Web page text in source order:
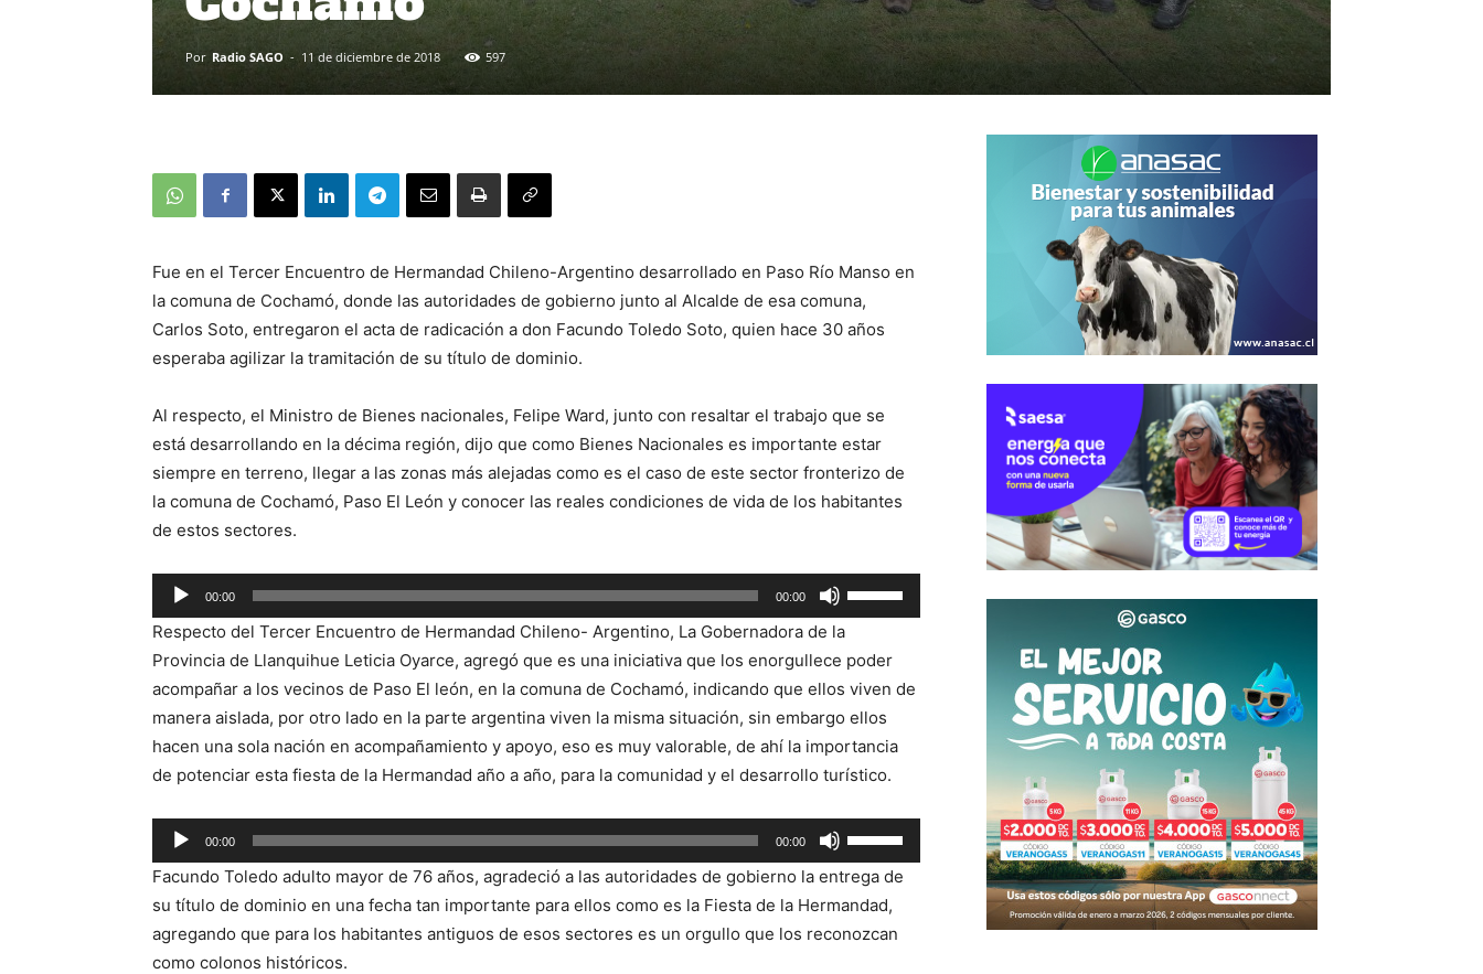
Por Radio SAGO - 11 de diciembre de 2018 597
Fue en el Tercer Encuentro de Hermandad Chileno-Argentino desarrollado en Paso Río Manso en
la comuna de Cochamó, donde las autoridades de gobierno junto al Alcalde de esa comuna,
Carlos Soto, entregaron el acta de radicación a don Facundo Toledo Soto, quien hace 30 años
esperaba agilizar la tramitación de su título de dominio.
Al respecto, el Ministro de Bienes nacionales, Felipe Ward, junto con resaltar el trabajo que se
está desarrollando en la décima región, dijo que como Bienes Nacionales es importante estar
siempre en terreno, llegar a las zonas más alejadas como es el caso de este sector fronterizo de
la comuna de Cochamó, Paso El León y conocer las reales condiciones de vida de los habitantes
de estos sectores.
Reproductor
de
audio
00:00 00:00
las
de
flecha
arriba/abajo
para
aumentar
o
disminuir
el
volumen.
Respecto del Tercer Encuentro de Hermandad Chileno- Argentino, La Gobernadora de la
Provincia de Llanquihue Leticia Oyarce, agregó que es una iniciativa que los enorgullece poder
acompañar a los vecinos de Paso El león, en la comuna de Cochamó, indicando que ellos viven de
manera aislada, por otro lado en la parte argentina viven la misma situación, sin embargo ellos
hacen una sola nación en acompañamiento y apoyo, eso es muy valorable, de ahí la importancia
de potenciar esta fiesta de la Hermandad año a año, para la comunidad y el desarrollo turístico.
Reproductor
de
audio
00:00 00:00
las
teclas
de
flecha
Facundo Toledo adulto mayor de 76 años, agradeció a las autoridades de gobierno la entrega de
su título de dominio en una fecha tan importante para ellos como es la Fiesta de la Hermandad,
agregando que para los habitantes antiguos de esos sectores es un orgullo que los reconozcan
como colonos históricos.